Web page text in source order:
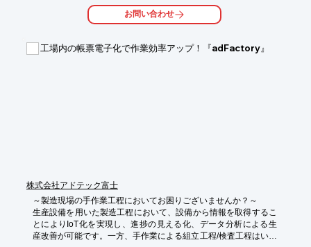
必要、とお考えではありませんか？
「かんたん現場キーパー」は小規模な製造業の現場IT化に特化
りな機器導入をするのではなく、汎用的なスマホやバーコードリ
ーダーやマイコン、警告表示用LED などを利用して、必要なとこ
お問い合わせ
工場内の帳票電子化で作業効率アップ！『adFactory』
株式会社アドテック富士
～製造現場の手作業工程においてお困りございませんか？～
生産設備を用いた製造工程において、設備から情報を取得するこ
とによりIoT化を実現し、進捗の見える化、データ分析による生
産改善が可能です。一方、手作業による組立工程/検査工程はいか